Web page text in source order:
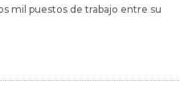
mil puestos de trabajo entre su